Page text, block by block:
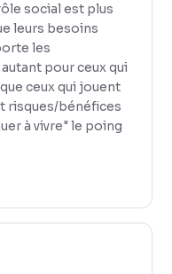
social est plus
leurs besoins
les
pour ceux qui
ceux qui jouent
risques/bénéfices
à vivre" le poing